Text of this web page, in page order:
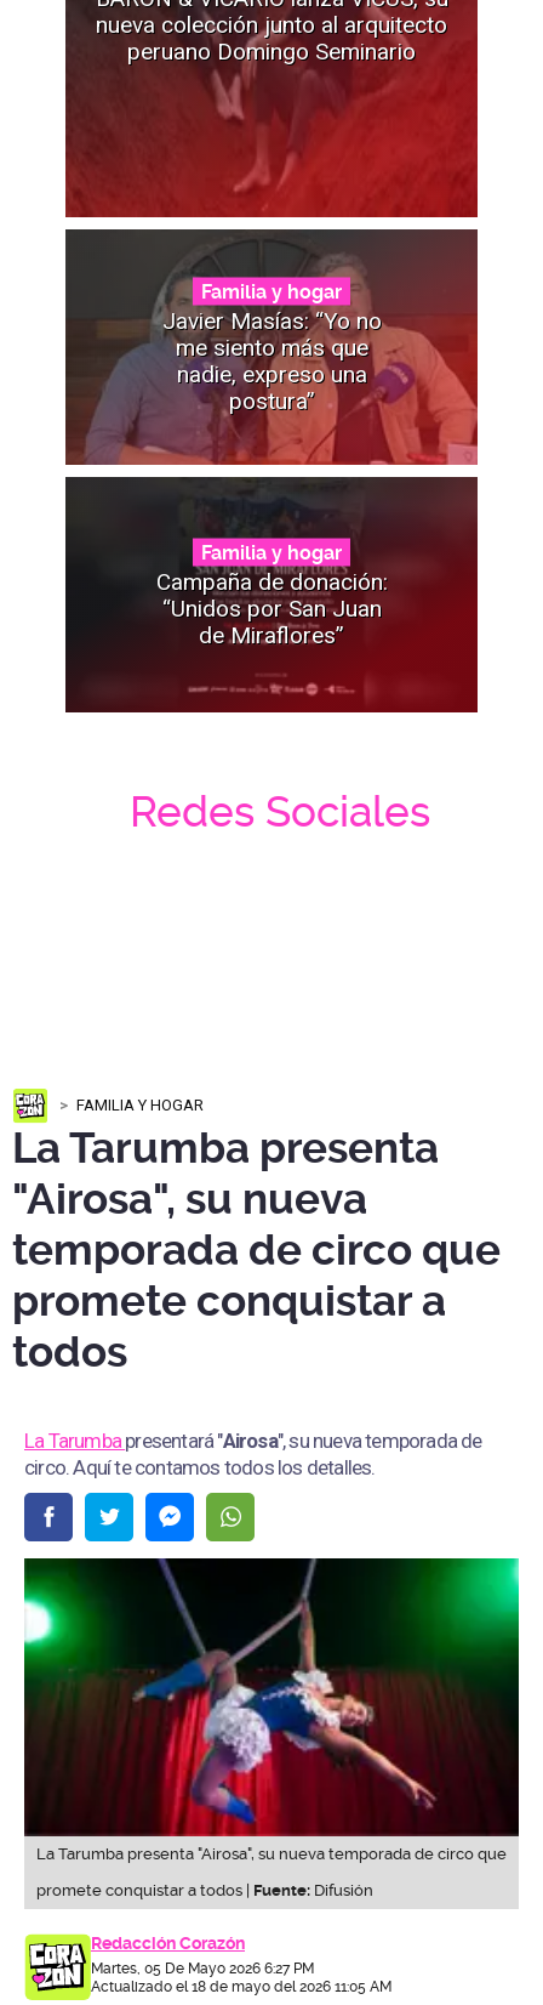
nueva colección junto al arquitecto
peruano Domingo Seminario
Familia y hogar
Javier Masías: “Yo no
me siento más que
nadie, expreso una
postura”
Familia y hogar
Campaña de donación:
“Unidos por San Juan
de Miraflores”
Redes Sociales
FAMILIA Y HOGAR
La Tarumba presenta
"Airosa", su nueva
temporada de circo que
promete conquistar a
todos
La Tarumba presentará "Airosa", su nueva temporada de
circo. Aquí te contamos todos los detalles.
La Tarumba presenta "Airosa", su nueva temporada de circo que
promete conquistar a todos | Fuente: Difusión
Redacción Corazón
Martes, 05 De Mayo 2026 6:27 PM
Actualizado el 18 de mayo del 2026 11:05 AM